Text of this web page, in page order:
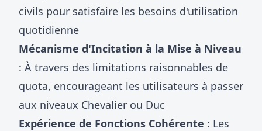
civils pour satisfaire les besoins d'utilisation
quotidienne
Mécanisme d'Incitation à la Mise à Niveau
: À travers des limitations raisonnables de
quota, encourageant les utilisateurs à passer
aux niveaux Chevalier ou Duc
Expérience de Fonctions Cohérente : Les